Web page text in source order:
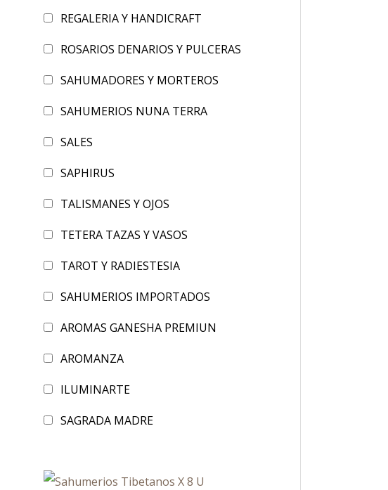
REGALERIA Y HANDICRAFT
ROSARIOS DENARIOS Y PULCERAS
SAHUMADORES Y MORTEROS
SAHUMERIOS NUNA TERRA
SALES
SAPHIRUS
TALISMANES Y OJOS
TETERA TAZAS Y VASOS
TAROT Y RADIESTESIA
SAHUMERIOS IMPORTADOS
AROMAS GANESHA PREMIUN
AROMANZA
ILUMINARTE
SAGRADA MADRE